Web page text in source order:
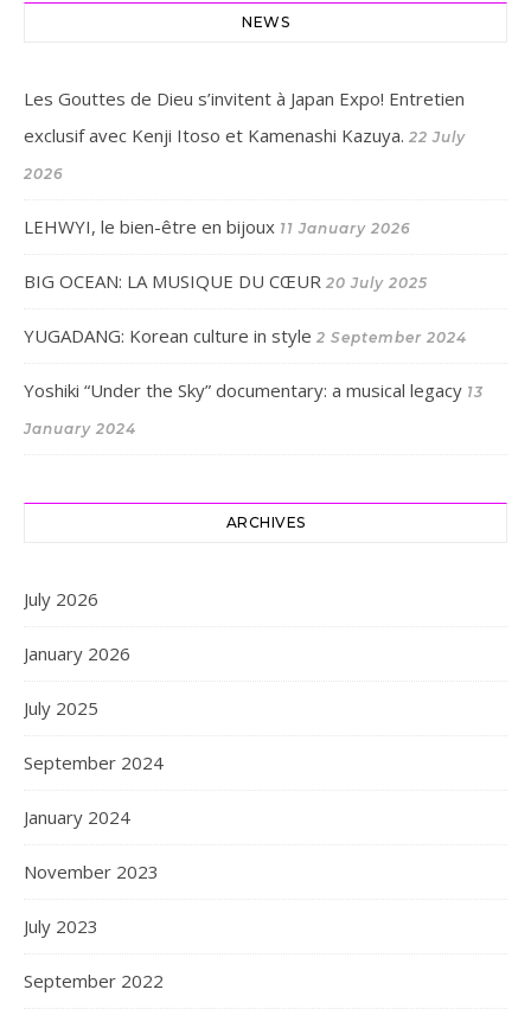
NEWS
Les Gouttes de Dieu s’invitent à Japan Expo! Entretien
exclusif avec Kenji Itoso et Kamenashi Kazuya. 22 July
2026
LEHWYI, le bien-être en bijoux 11 January 2026
BIG OCEAN: LA MUSIQUE DU CŒUR 20 July 2025
YUGADANG: Korean culture in style 2 September 2024
Yoshiki “Under the Sky” documentary: a musical legacy 13
January 2024
ARCHIVES
July 2026
January 2026
July 2025
September 2024
January 2024
November 2023
July 2023
September 2022